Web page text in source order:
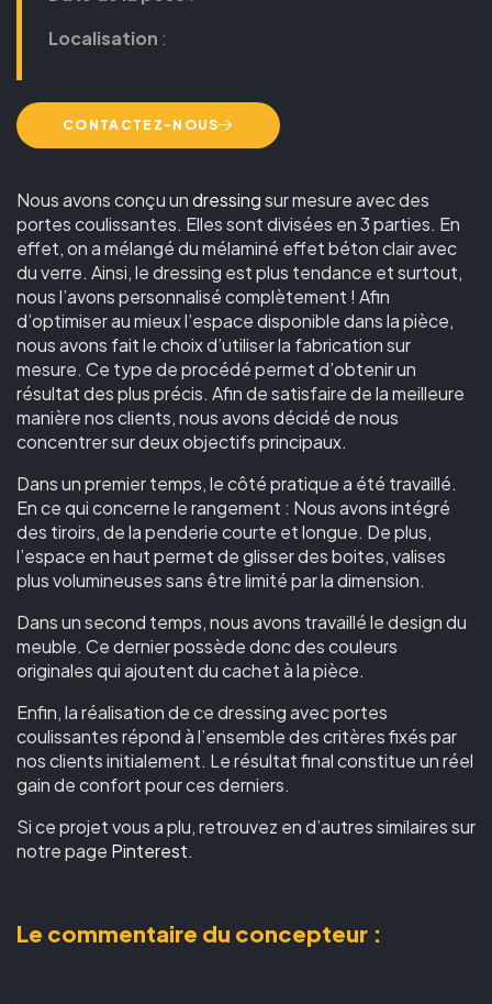
Nous avons conçu undressingsur mesure avec des
portes coulissantes. Elles sont divisées en 3 parties. En
effet, on a mélangé du mélaminé effet béton clair avec
du verre. Ainsi, le dressing est plus tendance et surtout,
nous l’avons personnalisé complètement ! Afin
d’optimiser au mieux l’espace disponible dans la pièce,
nous avons fait le choix d’utiliser la fabrication sur
mesure. Ce type de procédé permet d’obtenir un
résultat des plus précis. Afin de satisfaire de la meilleure
manière nos clients, nous avons décidé de nous
concentrer sur deux objectifs principaux.
Dans un premier temps, le côté pratique a été travaillé.
En ce qui concerne le rangement : Nous avons intégré
des tiroirs, de la penderie courte et longue. De plus,
l’espace en haut permet de glisser des boites, valises
plus volumineuses sans être limité par la dimension.
Dans un second temps, nous avons travaillé le design du
meuble. Ce dernier possède donc des couleurs
originales qui ajoutent du cachet à la pièce.
Enfin, la réalisation de ce dressing avec portes
coulissantes répond à l’ensemble des critères fixés par
nos clients initialement. Le résultat final constitue un réel
gain de confort pour ces derniers.
Si ce projet vous a plu, retrouvez en d’autres similaires sur
notre page Pinterest.
Le commentaire du concepteur :
Localisation :
CONTACTEZ-NOUS